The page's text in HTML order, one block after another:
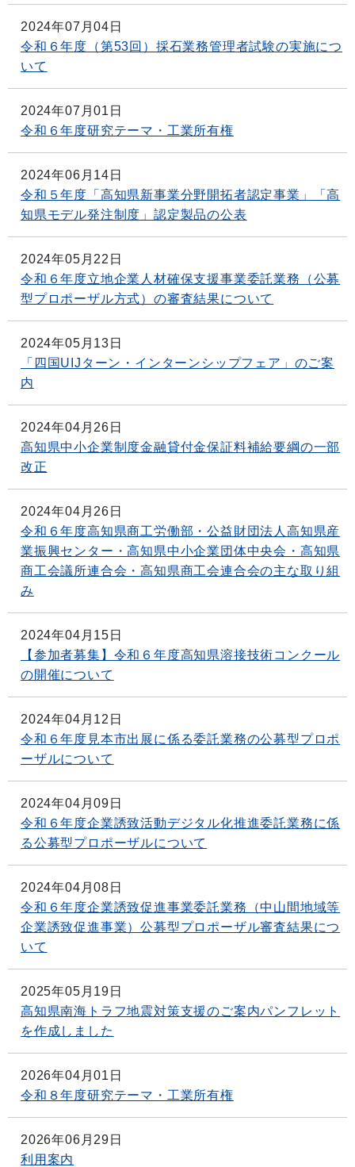
2024年07月04日
令和６年度（第53回）採石業務管理者試験の実施につ
いて
2024年07月01日
令和６年度研究テーマ・工業所有権
2024年06月14日
令和５年度「高知県新事業分野開拓者認定事業」「高
知県モデル発注制度」認定製品の公表
2024年05月22日
令和６年度立地企業人材確保支援事業委託業務（公募
型プロポーザル方式）の審査結果について
2024年05月13日
「四国UIJターン・インターンシップフェア」のご案
内
2024年04月26日
高知県中小企業制度金融貸付金保証料補給要綱の一部
改正
2024年04月26日
令和６年度高知県商工労働部・公益財団法人高知県産
業振興センター・高知県中小企業団体中央会・高知県
商工会議所連合会・高知県商工会連合会の主な取り組
み
2024年04月15日
【参加者募集】令和６年度高知県溶接技術コンクール
の開催について
2024年04月12日
令和６年度見本市出展に係る委託業務の公募型プロポ
ーザルについて
2024年04月09日
令和６年度企業誘致活動デジタル化推進委託業務に係
る公募型プロポーザルについて
2024年04月08日
令和６年度企業誘致促進事業委託業務（中山間地域等
企業誘致促進事業）公募型プロポーザル審査結果につ
いて
2025年05月19日
高知県南海トラフ地震対策支援のご案内パンフレット
を作成しました
2026年04月01日
令和８年度研究テーマ・工業所有権
2026年06月29日
利用案内